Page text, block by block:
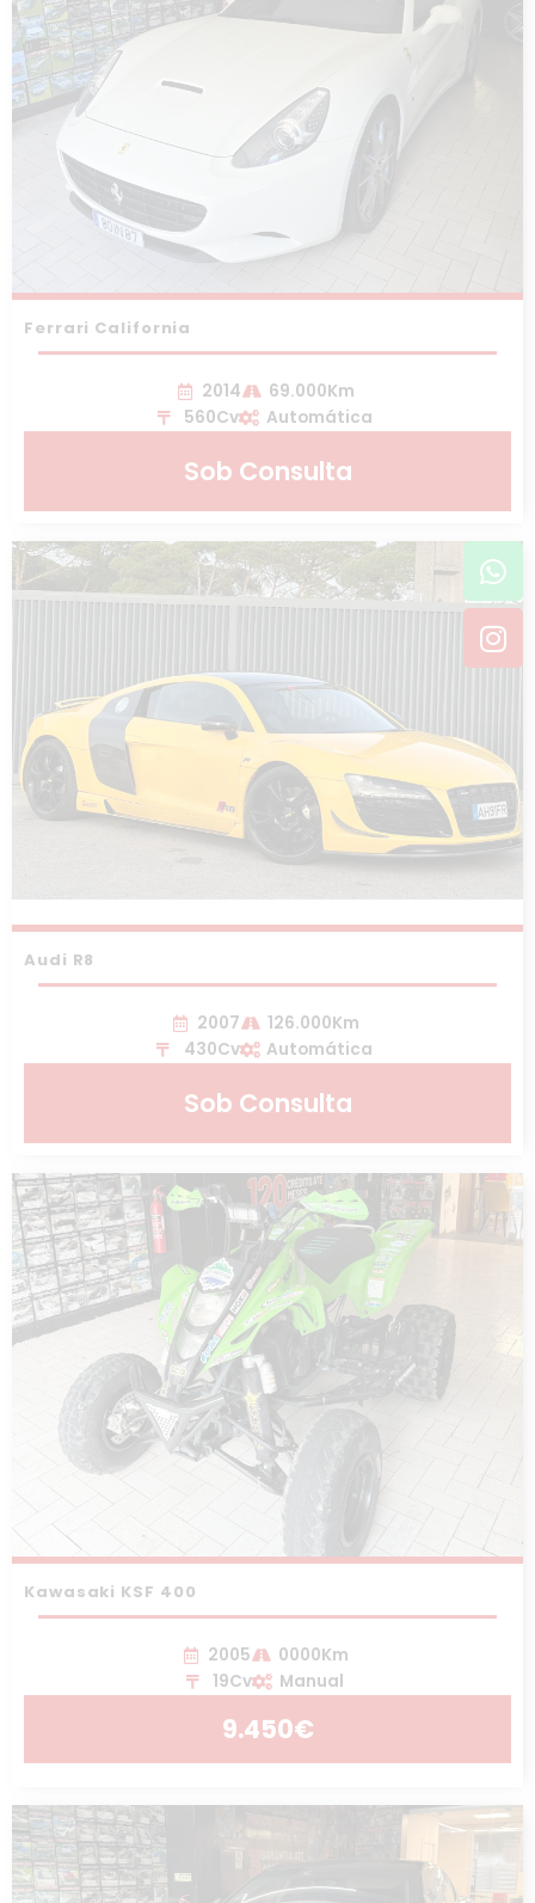
Ferrari California
2014
69.000Km
560Cv
Automática
Sob Consulta
Audi R8
2007
126.000Km
430Cv
Automática
Sob Consulta
Kawasaki KSF 400
2005
0000Km
19Cv
Manual
9.450€